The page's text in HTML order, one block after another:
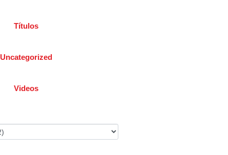
Títulos
Uncategorized
Videos